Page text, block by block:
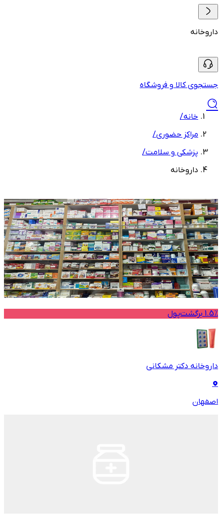
داروخانه
جستجوی کالا و فروشگاه
خانه/
مراکز حضوری/
پزشکی و سلامت/
داروخانه
1.5% برگشت‌پول
داروخانه دکتر مشکانی
اصفهان